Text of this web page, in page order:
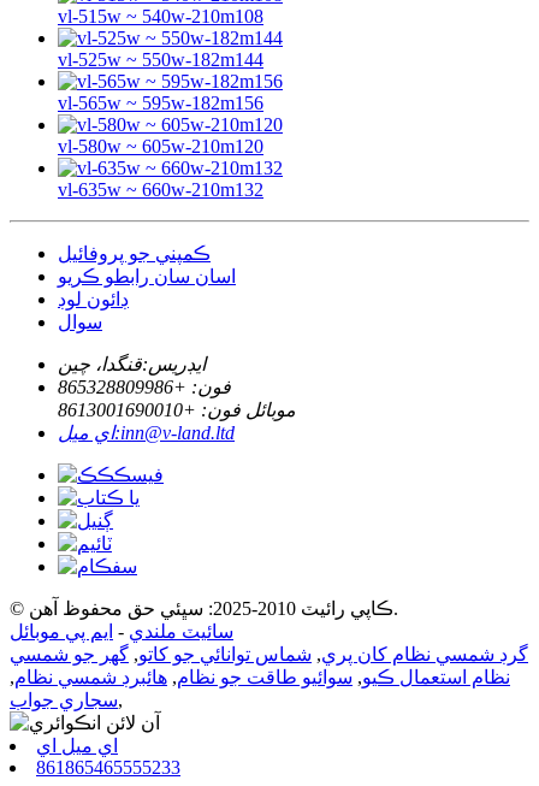
vl-515w ~ 540w-210m108
vl-525w ~ 550w-182m144
vl-565w ~ 595w-182m156
vl-580w ~ 605w-210m120
vl-635w ~ 660w-210m132
ڪمپني جو پروفائيل
اسان سان رابطو ڪريو
ڊائون لوڊ
سوال
ايڊريس:قنگدا، چين
فون: +865328809986
موبائل فون: +8613001690010
اي ميل:inn@v-land.ltd
© ڪاپي رائيٽ 2010-2025: سڀئي حق محفوظ آهن.
سائيٽ ملندي - ايم پي موبائل
گرڊ شمسي نظام کان پري, شماس توانائي جو کاتو, گهر جو شمسي
نظام استعمال ڪيو, سوائيو طاقت جو نظام, هائبرڊ شمسي نظام,
سجاري جواب,
اي ميل اي
861865465555233